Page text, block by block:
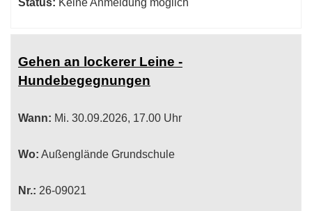
Status: Keine Anmeldung möglich
Gehen an lockerer Leine -
Hundebegegnungen
Wann: Mi. 30.09.2026, 17.00 Uhr
Wo: Außenglände Grundschule
Nr.: 26-09021